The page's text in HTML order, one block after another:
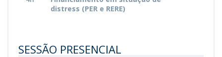
distress (PER e RERE)
SESSÃO PRESENCIAL